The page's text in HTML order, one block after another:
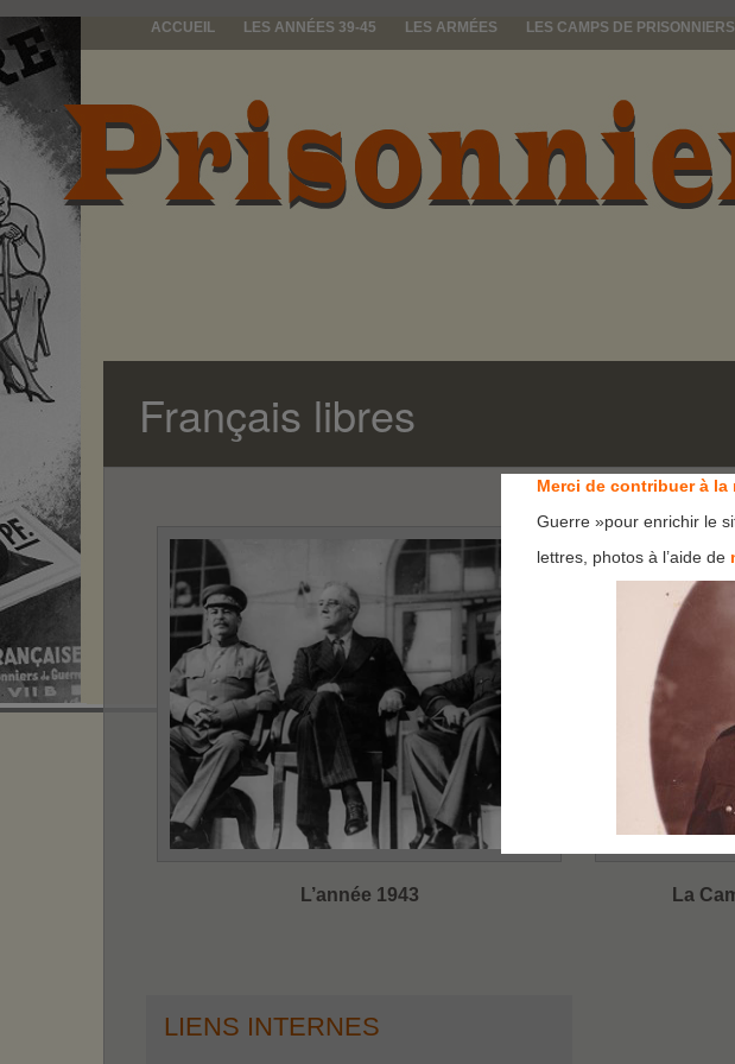
ACCUEIL LES ANNÉES 39-45 LES ARMÉES LES CAMPS DE PRISONNIERS
prisonniers de guerre
Français libres
L’année 1943 La
LIENS INTERNES
Merci de contribuer à la
Guerre »pour enrichir le
lettres, photos à l’aide de